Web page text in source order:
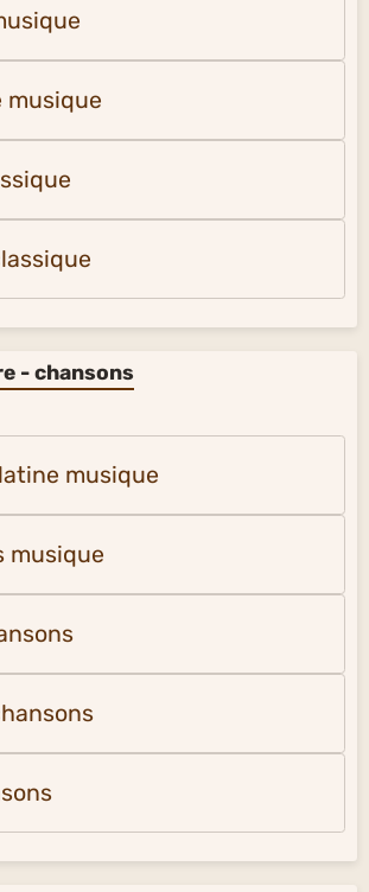
musique
classique
- chansons
musique
musique